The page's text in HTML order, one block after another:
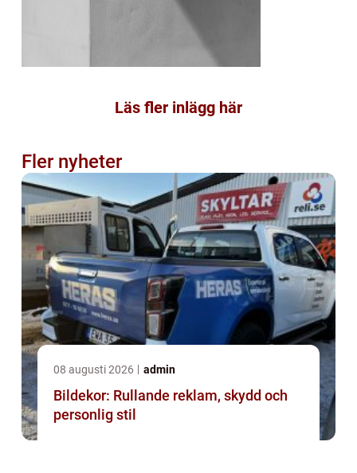
Läs fler inlägg här
Fler nyheter
08 augusti 2026 admin
Bildekor: Rullande reklam, skydd och
personlig stil